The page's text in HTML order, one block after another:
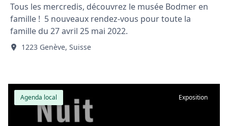
Tous les mercredis, découvrez le musée Bodmer en
famille ! 5 nouveaux rendez-vous pour toute la
famille du 27 avril 25 mai 2022.
1223 Genève, Suisse
Exposition
Agenda local